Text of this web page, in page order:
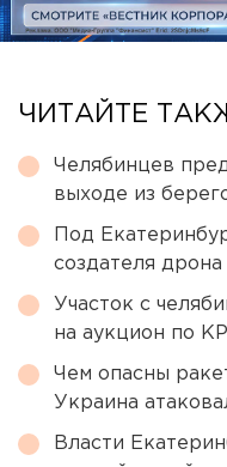
ЧИТАЙТЕ
Челябинцев
выходе из
Под
создателя
Участок с
на аукцион по
Чем опасны
Украина
Власти